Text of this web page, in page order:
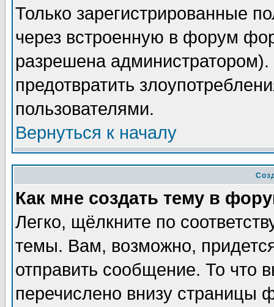
Только зарегистрированные
через встроенную в форум
разрешена
предотвратить
пользователями.
Вернуться к началу
Как мне создать тему в
Легко, щёлкните по
темы. Вам, возможно,
отправить сообщение. То что
перечислено внизу страницы